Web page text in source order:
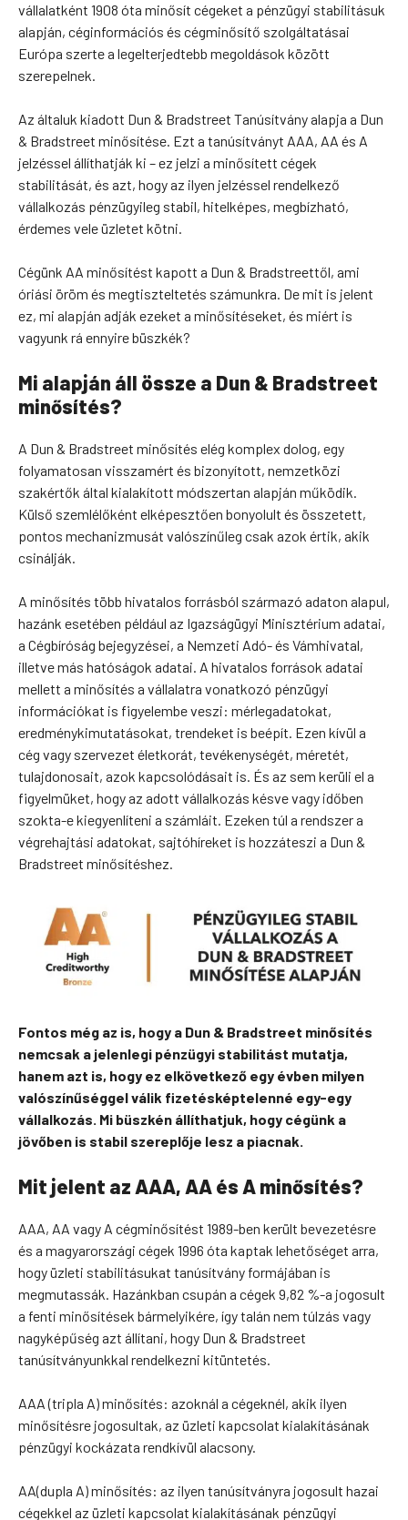
vállalatként 1908 óta minősít cégeket a pénzügyi stabilitásuk
alapján, céginformációs és cégminősítő szolgáltatásai
Európa szerte a legelterjedtebb megoldások között
szerepelnek.
Az általuk kiadott Dun & Bradstreet Tanúsítvány alapja a Dun
& Bradstreet minősítése. Ezt a tanúsítványt AAA, AA és A
jelzéssel állíthatják ki – ez jelzi a minősített cégek
stabilitását, és azt, hogy az ilyen jelzéssel rendelkező
vállalkozás pénzügyileg stabil, hitelképes, megbízható,
érdemes vele üzletet kötni.
Cégünk AA minősítést kapott a Dun & Bradstreettől, ami
óriási öröm és megtiszteltetés számunkra. De mit is jelent
ez, mi alapján adják ezeket a minősítéseket, és miért is
vagyunk rá ennyire büszkék?
Mi alapján áll össze a Dun & Bradstreet
minősítés?
A Dun & Bradstreet minősítés elég komplex dolog, egy
folyamatosan visszamért és bizonyított, nemzetközi
szakértők által kialakított módszertan alapján működik.
Külső szemlélőként elképesztően bonyolult és összetett,
pontos mechanizmusát valószínűleg csak azok értik, akik
csinálják.
A minősítés több hivatalos forrásból származó adaton alapul,
hazánk esetében például az Igazságügyi Minisztérium adatai,
a Cégbíróság bejegyzései, a Nemzeti Adó- és Vámhivatal,
illetve más hatóságok adatai. A hivatalos források adatai
mellett a minősítés a vállalatra vonatkozó pénzügyi
információkat is figyelembe veszi: mérlegadatokat,
eredménykimutatásokat, trendeket is beépít. Ezen kívül a
cég vagy szervezet életkorát, tevékenységét, méretét,
tulajdonosait, azok kapcsolódásait is. És az sem kerüli el a
figyelmüket, hogy az adott vállalkozás késve vagy időben
szokta-e kiegyenlíteni a számláit. Ezeken túl a rendszer a
végrehajtási adatokat, sajtóhíreket is hozzáteszi a Dun &
Bradstreet minősítéshez.
Fontos még az is, hogy a Dun & Bradstreet minősítés
nemcsak a jelenlegi pénzügyi stabilitást mutatja,
hanem azt is, hogy ez elkövetkező egy évben milyen
valószínűséggel válik fizetésképtelenné egy-egy
vállalkozás. Mi büszkén állíthatjuk, hogy cégünk a
jövőben is stabil szereplője lesz a piacnak.
Mit jelent az AAA, AA és A minősítés?
AAA, AA vagy A cégminősítést 1989-ben került bevezetésre
és a magyarországi cégek 1996 óta kaptak lehetőséget arra,
hogy üzleti stabilitásukat tanúsítvány formájában is
megmutassák. Hazánkban csupán a cégek 9,82 %-a jogosult
a fenti minősítések bármelyikére, így talán nem túlzás vagy
nagyképűség azt állítani, hogy Dun & Bradstreet
tanúsítványunkkal rendelkezni kitüntetés.
AAA (tripla A) minősítés: azoknál a cégeknél, akik ilyen
minősítésre jogosultak, az üzleti kapcsolat kialakításának
pénzügyi kockázata rendkívül alacsony.
AA(dupla A) minősítés: az ilyen tanúsítványra jogosult hazai
cégekkel az üzleti kapcsolat kialakításának pénzügyi